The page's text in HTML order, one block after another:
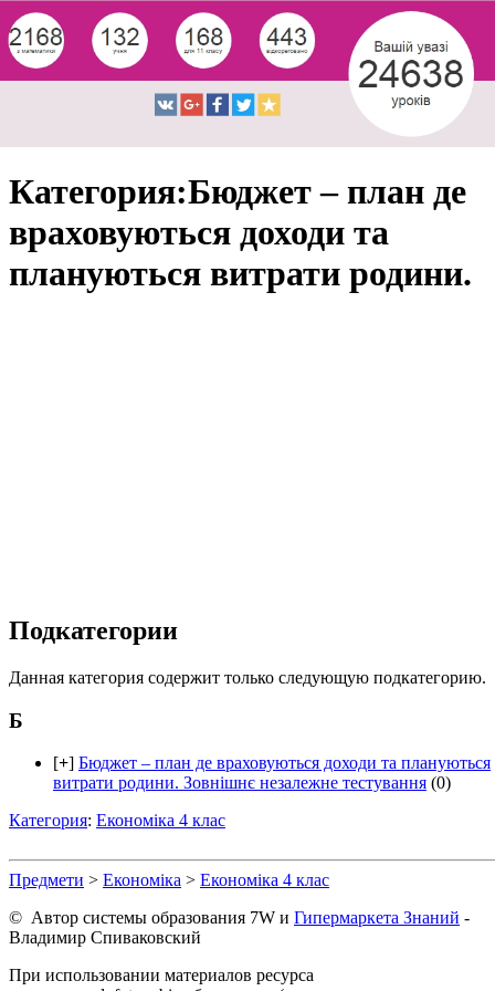
Категория:Бюджет – план де
враховуються доходи та
плануються витрати родини.
Подкатегории
Данная категория содержит только следующую подкатегорию.
Б
[+] Бюджет – план де враховуються доходи та плануються
витрати родини. Зовнішнє незалежне тестування (0)
Категория: Економіка 4 клас
Предмети > Економіка > Економіка 4 клас
© Автор системы образования 7W и Гипермаркета Знаний -
Владимир Спиваковский
При использовании материалов ресурса